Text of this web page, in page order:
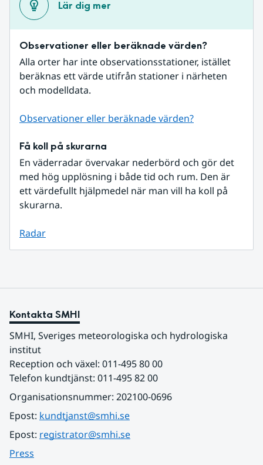
Lär dig mer
Observationer eller beräknade värden?
Alla orter har inte observationsstationer, istället
beräknas ett värde utifrån stationer i närheten
och modelldata.
Observationer eller beräknade värden?
Få koll på skurarna
En väderradar övervakar nederbörd och gör det
med hög upplösning i både tid och rum. Den är
ett värdefullt hjälpmedel när man vill ha koll på
skurarna.
Radar
Kontakta SMHI
SMHI, Sveriges meteorologiska och hydrologiska
institut
Reception och växel: 011-495 80 00
Telefon kundtjänst: 011-495 82 00
Organisationsnummer: 202100-0696
Epost: kundtjanst@smhi.se
Epost: registrator@smhi.se
Press